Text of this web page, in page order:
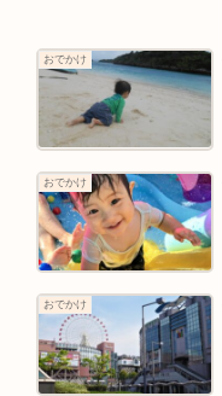
おでかけ
おでかけ
おでかけ